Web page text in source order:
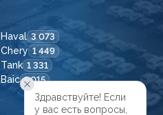
Haval 3 073
Chery 1 449
Tank 1 331
Baic 1 015
Здравствуйте! Если
у вас есть вопросы,